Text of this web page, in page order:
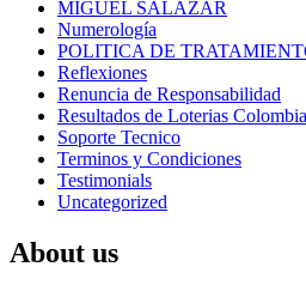
MIGUEL SALAZAR
Numerología
POLITICA DE
Reflexiones
Renuncia de Responsabilidad
Resultados de Loterias Colombia
Soporte Tecnico
Terminos y Condiciones
Testimonials
Uncategorized
About us